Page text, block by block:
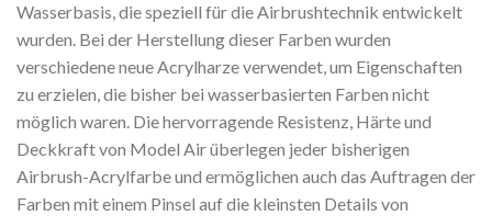
Wasserbasis, die speziell für die Airbrushtechnik entwickelt
wurden. Bei der Herstellung dieser Farben wurden
verschiedene neue Acrylharze verwendet, um Eigenschaften
zu erzielen, die bisher bei wasserbasierten Farben nicht
möglich waren. Die hervorragende Resistenz, Härte und
Deckkraft von Model Air überlegen jeder bisherigen
Airbrush-Acrylfarbe und ermöglichen auch das Auftragen der
Farben mit einem Pinsel auf die kleinsten Details von